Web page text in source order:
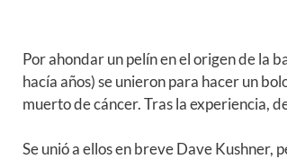
Por ahondar un pelín en el origen de la
hacía años) se unieron para hacer un
muerto de cáncer. Tras la experiencia,
Se unió a ellos en breve Dave Kushner,